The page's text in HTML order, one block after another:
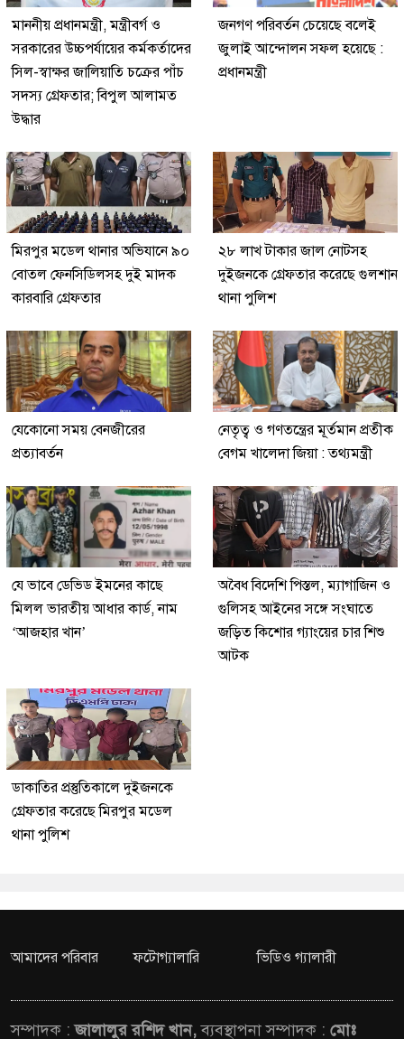
মাননীয় প্রধানমন্ত্রী, মন্ত্রীবর্গ ও
সরকারের উচ্চপর্যায়ের কর্মকর্তাদের
সিল-স্বাক্ষর জালিয়াতি চক্রের পাঁচ
সদস্য গ্রেফতার; বিপুল আলামত
উদ্ধার
জনগণ পরিবর্তন চেয়েছে বলেই
জুলাই আন্দোলন সফল হয়েছে :
প্রধানমন্ত্রী
মিরপুর মডেল থানার অভিযানে ৯০
বোতল ফেনসিডিলসহ দুই মাদক
কারবারি গ্রেফতার
২৮ লাখ টাকার জাল নোটসহ
দুইজনকে গ্রেফতার করেছে গুলশান
থানা পুলিশ
যেকোনো সময় বেনজীরের
প্রত্যাবর্তন
নেতৃত্ব ও গণতন্ত্রের মূর্তমান প্রতীক
বেগম খালেদা জিয়া : তথ্যমন্ত্রী
যে ভাবে ডেভিড ইমনের কাছে
মিলল ভারতীয় আধার কার্ড, নাম
‘আজহার খান’
অবৈধ বিদেশি পিস্তল, ম্যাগাজিন ও
গুলিসহ আইনের সঙ্গে সংঘাতে
জড়িত কিশোর গ্যাংয়ের চার শিশু
আটক
ডাকাতির প্রস্তুতিকালে দুইজনকে
গ্রেফতার করেছে মিরপুর মডেল
থানা পুলিশ
আমাদের পরিবার ফটোগ্যালারি ভিডিও গ্যালারী
সম্পাদক :জালালুর রশিদ খান,ব্যবস্থাপনা সম্পাদক : মোঃ